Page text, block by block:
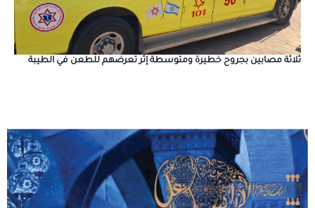
ثلاثة مصابين بجروح خطيرة ومتوسطة إثر تعرضهم للطعن في الطيبة